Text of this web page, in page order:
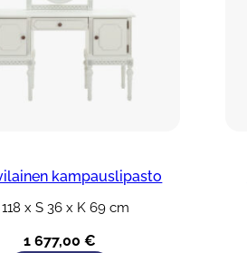
kampauslipasto
x S 36 x K 69 cm
1 677,00 €